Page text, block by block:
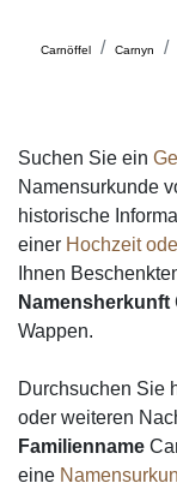
Carnöffel Carnyn
Suchen Sie ein
Namensurkunde
historische
einer Hochzeit
Ihnen
Namensherkunft
Wappen.
Durchsuchen Sie
oder weiteren
Familienname
eine